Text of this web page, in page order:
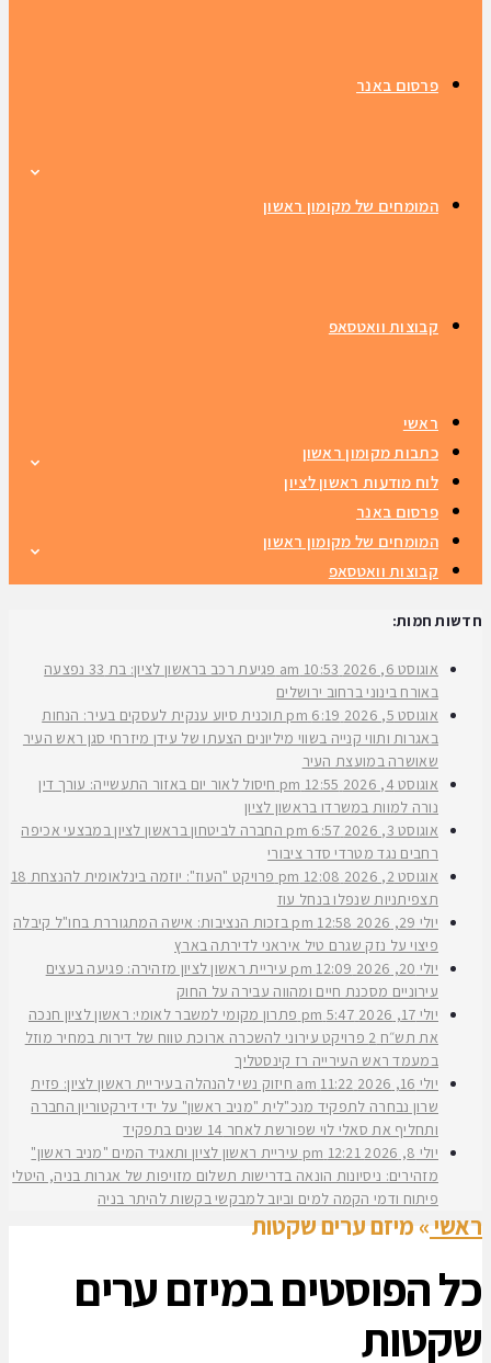
פרסום באנר
המומחים של מקומון ראשון
קבוצות וואטסאפ
ראשי
כתבות מקומון ראשון
לוח מודעות ראשון לציון
פרסום באנר
המומחים של מקומון ראשון
קבוצות וואטסאפ
חדשות חמות:
אוגוסט 6, 2026 10:53 am
פגיעת רכב בראשון לציון: בת 33 נפצעה
באורח בינוני ברחוב ירושלים
אוגוסט 5, 2026
6:19 pm
תוכנית סיוע ענקית לעסקים בעיר: הנחות
באגרות ותווי קנייה בשווי מיליונים הצעתו של עידן מיזרחי סגן ראש העיר
שאושרה במועצת העיר
אוגוסט 4, 2026
12:55 pm
חיסול לאור יום באזור התעשייה: עורך דין
נורה למוות במשרדו בראשון לציון
אוגוסט 3, 2026
6:57 pm
החברה לביטחון בראשון לציון במבצעי אכיפה
רחבים נגד מטרדי סדר ציבורי
אוגוסט 2, 2026
12:08 pm
פרויקט "העוז": יוזמה בינלאומית להנצחת 18
תצפיתניות שנפלו בנחל עוז
יולי 29, 2026
12:58 pm
בזכות הנציבות: אישה המתגוררת בחו"ל קיבלה
פיצוי על נזק שגרם טיל איראני לדירתה בארץ
יולי 20, 2026
12:09 pm
עיריית ראשון לציון מזהירה: פגיעה בעצים
עירוניים מסכנת חיים ומהווה עבירה על החוק
יולי 17, 2026
5:47 pm
פתרון מקומי למשבר לאומי: ראשון לציון חנכה
את תש״ח 2 פרויקט עירוני להשכרה ארוכת טווח של דירות במחיר מוזל
במעמד ראש העירייה רז קינסטליך
יולי 16, 2026
11:22 am
חיזוק נשי להנהלה בעיריית ראשון לציון: פזית
שרון נבחרה לתפקיד מנכ"לית "מניב ראשון" על ידי דירקטוריון החברה
ותחליף את סאלי לוי שפורשת לאחר 14 שנים בתפקיד
יולי 8, 2026
12:21 pm
עיריית ראשון לציון ותאגיד המים "מניב ראשון"
מזהירים: ניסיונות הונאה בדרישות תשלום מזויפות של אגרות בניה, היטלי
פיתוח ודמי הקמה למים וביוב למבקשי בקשות להיתר בניה
ראשי» מיזם ערים שקטות
כל הפוסטים במיזם ערים
שקטות